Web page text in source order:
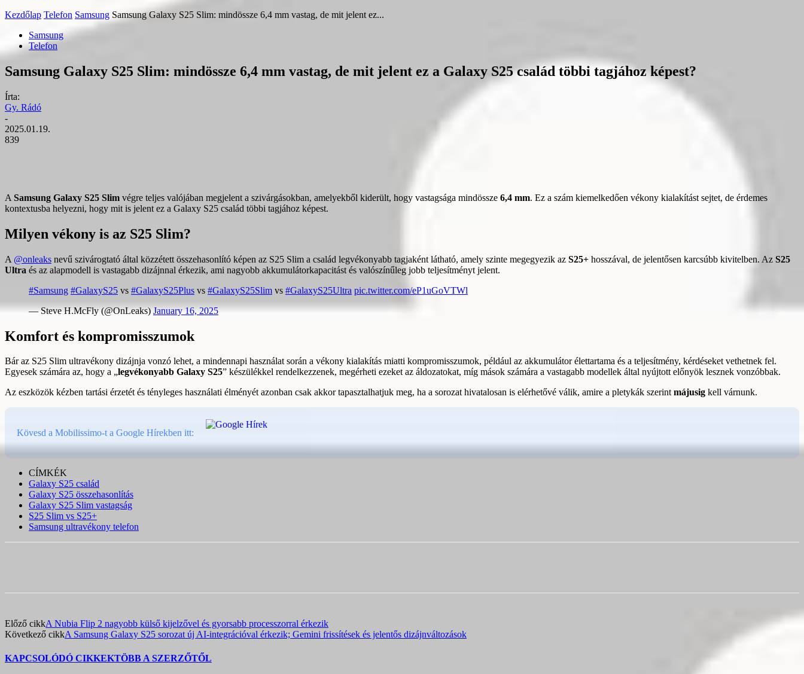
Kezdőlap Telefon Samsung Samsung Galaxy S25 Slim: mindössze 6,4 mm vastag, de mit jelent ez...
Samsung
Telefon
Samsung Galaxy S25 Slim: mindössze 6,4 mm vastag, de mit jelent ez a Galaxy S25 család többi tagjához képest?
Írta:
Gy. Rádó
-
2025.01.19.
839
A Samsung Galaxy S25 Slim végre teljes valójában megjelent a szivárgásokban, amelyekből kiderült, hogy vastagsága mindössze 6,4 mm. Ez a szám kiemelkedően vékony kialakítást sejtet, de érdemes
kontextusba helyezni, hogy mit is jelent ez a Galaxy S25 család többi tagjához képest.
Milyen vékony is az S25 Slim?
A @onleaks nevű szivárogtató által közzétett összehasonlító képen az S25 Slim a család legvékonyabb tagjaként látható, amely szinte megegyezik az S25+ hosszával, de jelentősen karcsúbb kivitelben. Az S25
Ultra és az alapmodell is vastagabb dizájnnal érkezik, ami nagyobb akkumulátorkapacitást és valószínűleg jobb teljesítményt jelent.
#Samsung #GalaxyS25 vs #GalaxyS25Plus vs #GalaxyS25Slim vs #GalaxyS25Ultra pic.twitter.com/eP1uGoVTWl
— Steve H.McFly (@OnLeaks)January 16, 2025
Komfort és kompromisszumok
Bár az S25 Slim ultravékony dizájnja vonzó lehet, a mindennapi használat során a vékony kialakítás miatti kompromisszumok, például az akkumulátor élettartama és a teljesítmény, kérdéseket vethetnek fel.
Egyesek számára az, hogy a „legvékonyabb Galaxy S25” készülékkel rendelkezzenek, megérheti ezeket az áldozatokat, míg mások számára a vastagabb modellek által nyújtott előnyök lesznek vonzóbbak.
Az eszközök kézben tartási érzetét és tényleges használati élményét azonban csak akkor tapasztalhatjuk meg, ha a sorozat hivatalosan is elérhetővé válik, amire a pletykák szerintmájusig kell várnunk.
Kövesd a Mobilissimo-t a Google Hírekben itt:
CÍMKÉK
Galaxy S25 család
Galaxy S25 összehasonlítás
Galaxy S25 Slim vastagság
S25 Slim vs S25+
Samsung ultravékony telefon
Előző cikkA Nubia Flip 2 nagyobb külső kijelzővel és gyorsabb processzorral érkezik
Következő cikkA Samsung Galaxy S25 sorozat új AI-integrációval érkezik; Gemini frissítések és jelentős dizájnváltozások
KAPCSOLÓDÓ CIKKEKTÖBB A SZERZŐTŐL